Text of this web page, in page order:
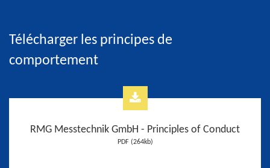
Télécharger les principes de
comportement
RMG Messtechnik GmbH - Principles of Conduct
PDF (264kb)